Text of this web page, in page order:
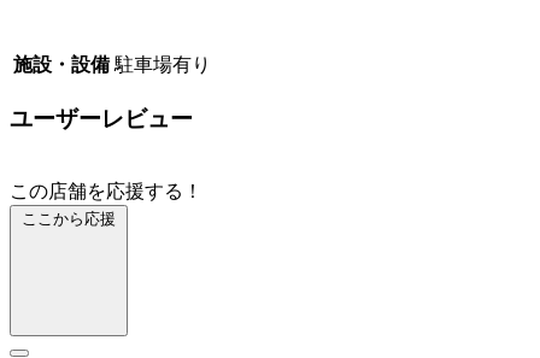
施設・設備 駐車場有り
ユーザーレビュー
この店舗を応援する！
ここから応援